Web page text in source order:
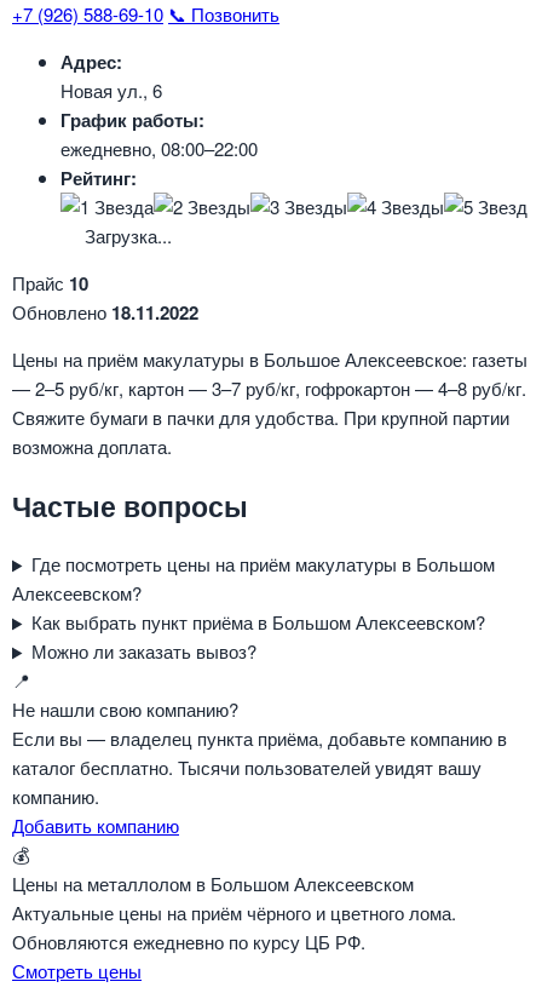
+7 (926) 588-69-10 📞 Позвонить
Адрес:
Новая ул., 6
График работы:
ежедневно, 08:00–22:00
Рейтинг:
Загрузка...
Прайс 10
Обновлено 18.11.2022
Цены на приём макулатуры в Большое Алексеевское: газеты
— 2–5 руб/кг, картон — 3–7 руб/кг, гофрокартон — 4–8 руб/кг.
Свяжите бумаги в пачки для удобства. При крупной партии
возможна доплата.
Частые вопросы
Где посмотреть цены на приём макулатуры в Большом
Алексеевском?
Как выбрать пункт приёма в Большом Алексеевском?
Можно ли заказать вывоз?
📍
Не нашли свою компанию?
Если вы — владелец пункта приёма, добавьте компанию в
каталог бесплатно. Тысячи пользователей увидят вашу
компанию.
Добавить компанию
💰
Цены на металлолом в Большом Алексеевском
Актуальные цены на приём чёрного и цветного лома.
Обновляются ежедневно по курсу ЦБ РФ.
Смотреть цены